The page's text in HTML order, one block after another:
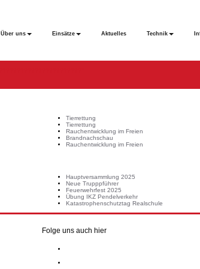
Über uns Einsätze Aktuelles Technik
Tierrettung
Tierrettung
Rauchentwicklung im Freien
Brandnachschau
Rauchentwicklung im Freien
Hauptversammlung 2025
Neue Trupppführer
Feuerwehrfest 2025
Übung IKZ Pendelverkehr
Katastrophenschutztag Realschule
Folge uns auch hier